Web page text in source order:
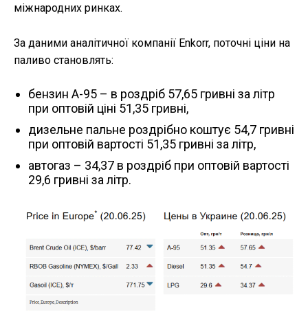
міжнародних ринках.
За даними аналітичної компанії Enkorr, поточні ціни на
паливо становлять:
бензин А-95 – в роздріб 57,65 гривні за літр
при оптовій ціні 51,35 гривні,
дизельне пальне роздрібно коштує 54,7 гривні
при оптовій вартості 51,35 гривні за літр,
автогаз – 34,37 в роздріб при оптовій вартості
29,6 гривні за літр.